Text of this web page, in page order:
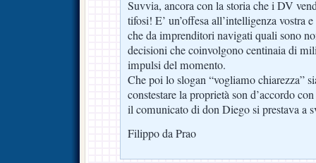
Suvvia, ancora con la storia che i DV
tifosi! E’ un’offesa all’intelligenza vostra
che da imprenditori navigati quali sono
decisioni che coinvolgono centinaia di
impulsi del momento.
Che poi lo slogan “vogliamo chiarezza”
constestare la proprietà son d’accordo
il comunicato di don Diego si prestava a
Filippo da Prao